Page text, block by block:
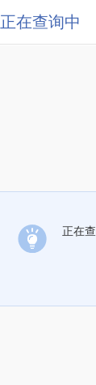
正在查询中
正在